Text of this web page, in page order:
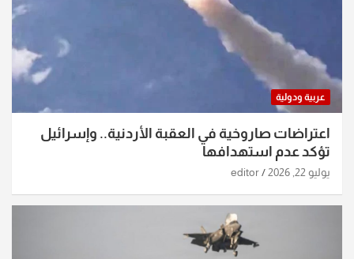
عربية ودولية
اعتراضات صاروخية في العقبة الأردنية.. وإسرائيل
تؤكد عدم استهدافها
يوليو 22, 2026 editor